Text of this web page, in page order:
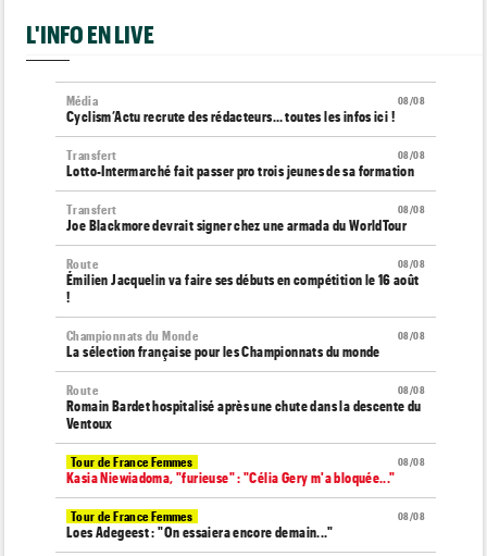
L'INFO EN LIVE
08/08
Média
Cyclism’Actu recrute des rédacteurs… toutes les infos ici !
08/08
Transfert
Lotto-Intermarché fait passer pro trois jeunes de sa formation
08/08
Transfert
Joe Blackmore devrait signer chez une armada du WorldTour
08/08
Route
Émilien Jacquelin va faire ses débuts en compétition le 16 août
!
08/08
Championnats du Monde
La sélection française pour les Championnats du monde
08/08
Route
Romain Bardet hospitalisé après une chute dans la descente du
Ventoux
08/08
Tour de France Femmes
Kasia Niewiadoma, "furieuse" : "Célia Gery m'a bloquée..."
08/08
Tour de France Femmes
Loes Adegeest : "On essaiera encore demain..."